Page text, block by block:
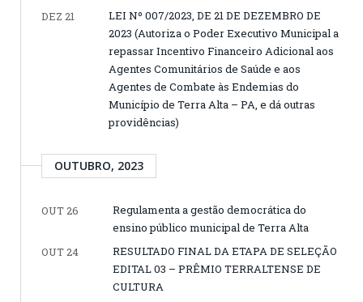
DEZ 21
LEI Nº 007/2023, DE 21 DE DEZEMBRO DE
2023 (Autoriza o Poder Executivo Municipal a
repassar Incentivo Financeiro Adicional aos
Agentes Comunitários de Saúde e aos
Agentes de Combate às Endemias do
Município de Terra Alta – PA, e dá outras
providências)
OUTUBRO, 2023
OUT 26
Regulamenta a gestão democrática do
ensino público municipal de Terra Alta
OUT 24
RESULTADO FINAL DA ETAPA DE SELEÇÃO
EDITAL 03 – PRÊMIO TERRALTENSE DE
CULTURA